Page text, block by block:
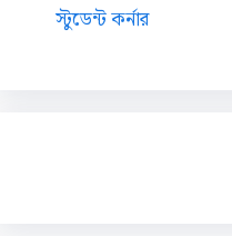
স্টুডেন্ট কর্নার